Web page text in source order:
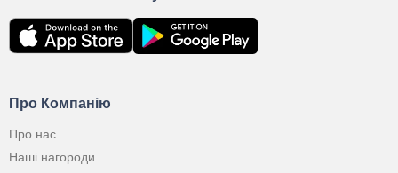
Про Компанію
Про нас
Наші нагороди